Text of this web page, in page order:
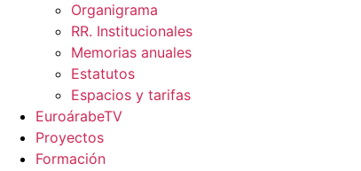
Organigrama
RR. Institucionales
Memorias anuales
Estatutos
Espacios y tarifas
EuroárabeTV
Proyectos
Formación